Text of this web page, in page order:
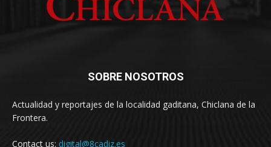
SOBRE NOSOTROS
Actualidad y reportajes de la localidad gaditana, Chiclana de la
Frontera.
Contact us: digital@8cadiz.es